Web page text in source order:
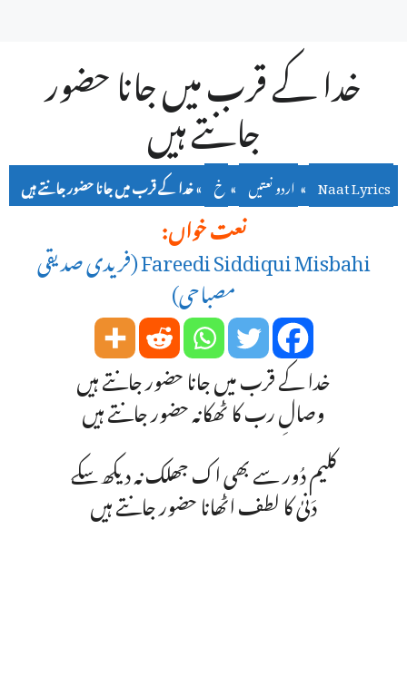
خدا کے قرب میں جانا حضور
جانتے ہیں
Naat Lyrics
»اردو نعتیں »خ »خدا کے قرب میں جانا حضور جانتے ہیں
نعت خواں:
Fareedi Siddiqui Misbahi (فریدی صدیقی
مصباحی)
خدا کے قرب میں جانا حضور جانتے ہیں
وصالِ رب کا ٹھکانہ حضور جانتے ہیں
کلیم دُور سے بھی اک جھلک نہ دیکھ سکے
دَنیٰ کا لطف اٹھانا حضور جانتے ہیں